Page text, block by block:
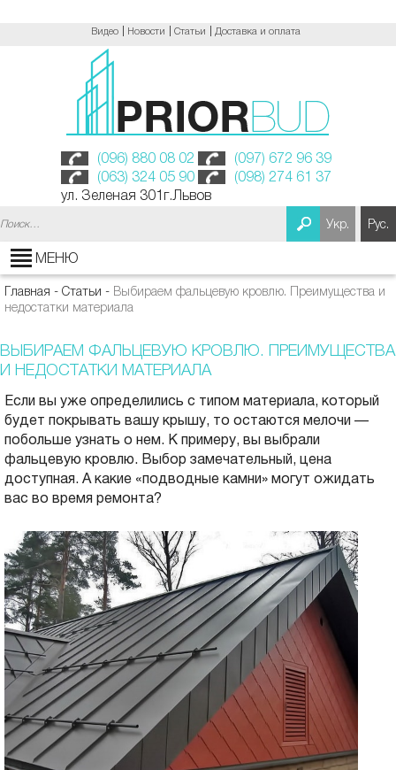
Видео Новости Статьи Доставка и оплата
(096) 880 08 02
(097) 672 96 39
(063) 324 05 90
(098) 274 61 37
ул. Зеленая 301г.Львов
Укр. Рус.
МЕНЮ
Главная - Статьи - Выбираем фальцевую кровлю. Преимущества и
недостатки материала
ВЫБИРАЕМ ФАЛЬЦЕВУЮ КРОВЛЮ. ПРЕИМУЩЕСТВА
И НЕДОСТАТКИ МАТЕРИАЛА
Если вы уже определились с типом материала, который
будет покрывать вашу крышу, то остаются мелочи —
побольше узнать о нем. К примеру, вы выбрали
фальцевую кровлю. Выбор замечательный, цена
доступная. А какие «подводные камни» могут ожидать
вас во время ремонта?